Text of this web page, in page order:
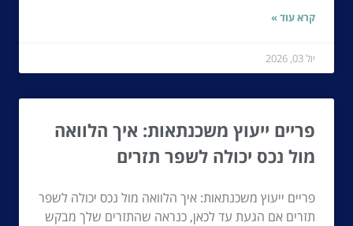
קרא עוד »
יול 03, 2026
פריים ייעוץ משכנתאות: איך הלוואה
מול נכס יכולה לשפר תזרים
פריים ייעוץ משכנתאות: איך הלוואה מול נכס יכולה לשפר
תזרים אם הגעת עד לכאן, כנראה שהתזרים שלך מבקש